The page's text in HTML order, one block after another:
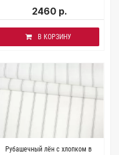
2460 р.
В КОРЗИНУ
Рубашечный лён с хлопком в